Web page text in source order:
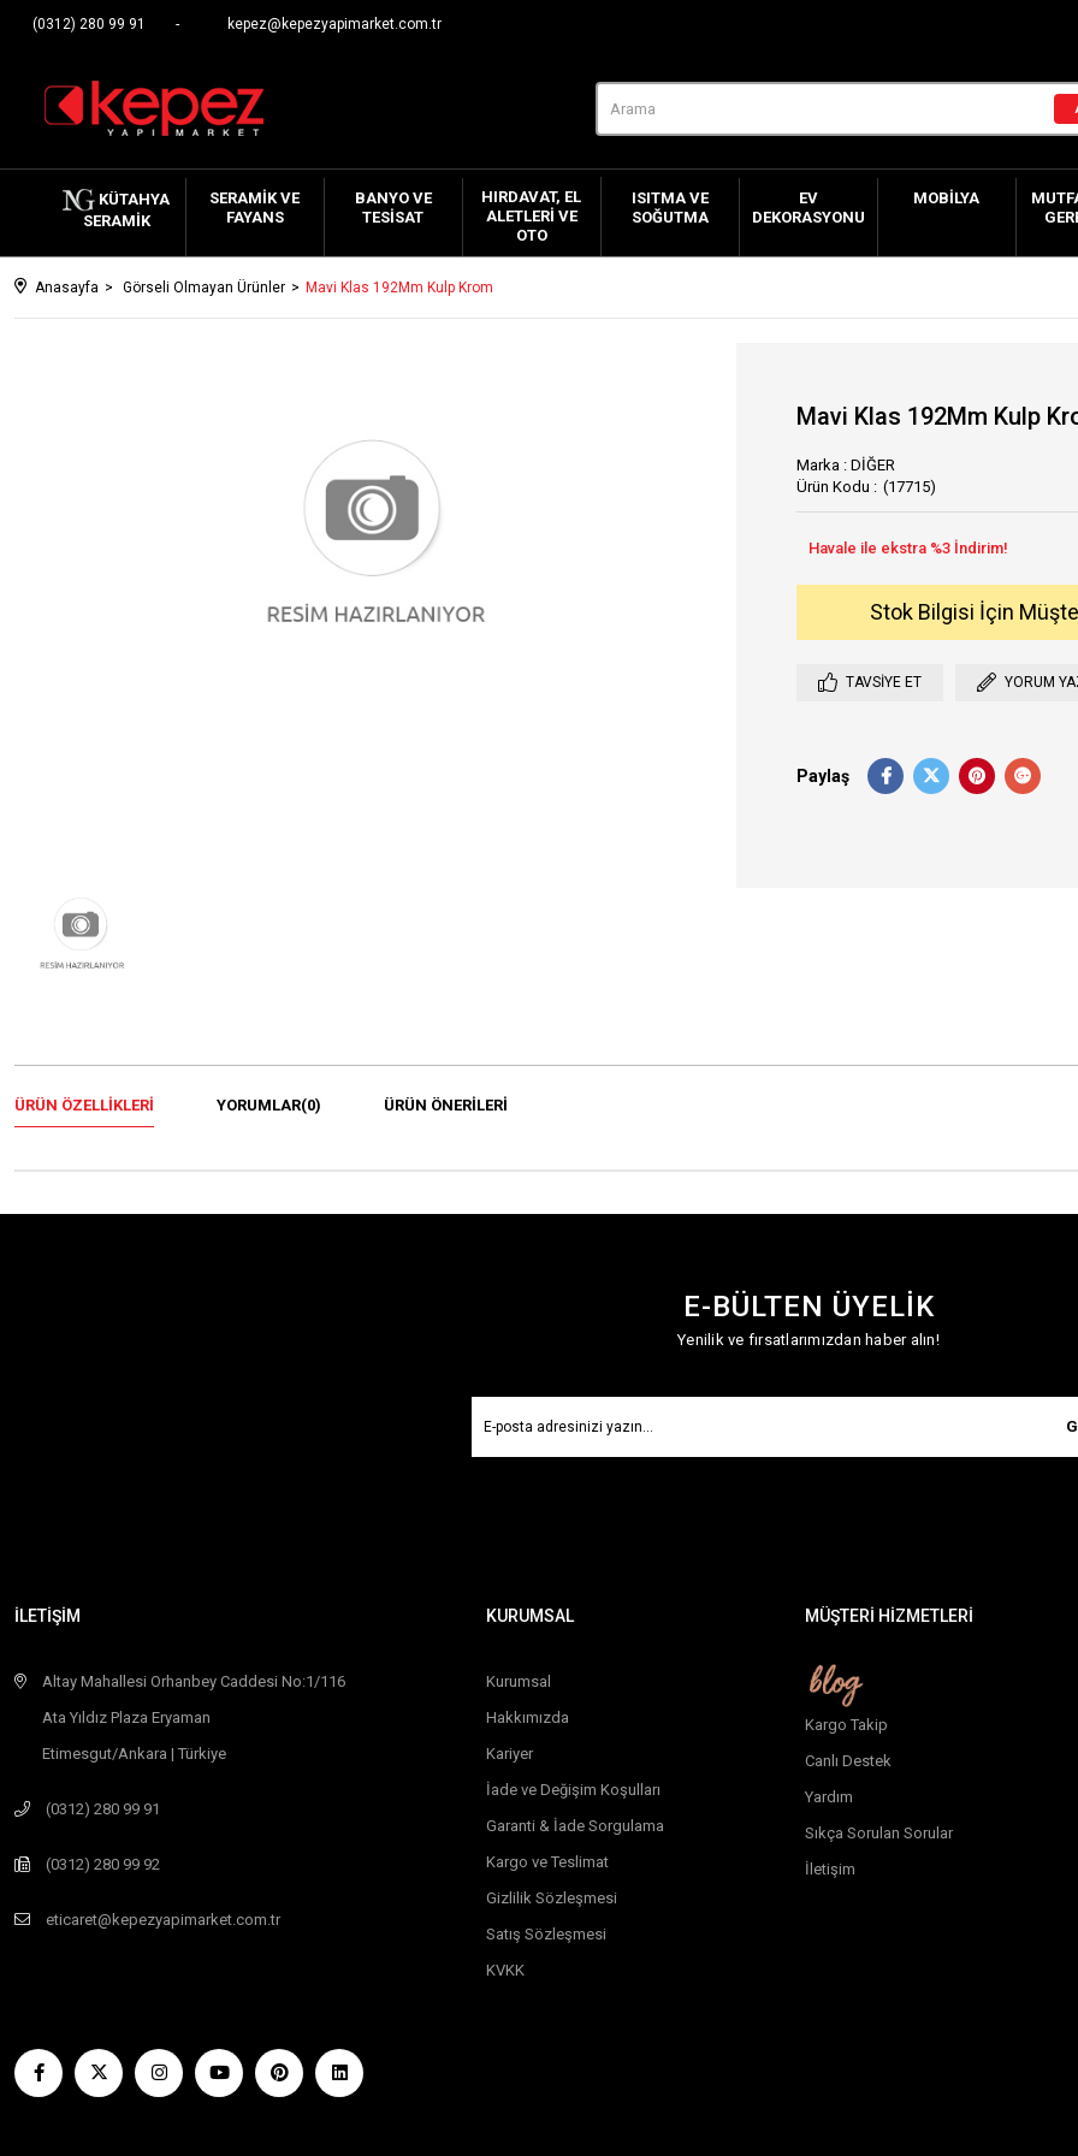
(0312) 280 99 91 kepez@kepezyapimarket.com.tr
KÜTAHYA
SERAMIK
SERAMIK VE
FAYANS
BANYO VE
TESISAT
HIRDAVAT, EL
ALETLERI VE
OTO
ISITMA VE
SOĞUTMA
EV
DEKORASYONU
MOBILYA
Anasayfa Görseli Olmayan Ürünler Mavi Klas 192Mm Kulp Krom
Mavi Klas 192Mm Kulp
Marka : DİĞER
(17715)
Stok Bilgisi İçin
TAVSIYE ET YORUM
Paylaş
ÜRÜN ÖZELLIKLERI YORUMLAR(0) ÜRÜN ÖNERILERI
E-BÜLTEN ÜYELİK
Yenilik ve fırsatlarımızdan haber alın!
İLETİŞİM
Altay Mahallesi Orhanbey Caddesi No:1/116
Ata Yıldız Plaza Eryaman
Etimesgut/Ankara | Türkiye
(0312) 280 99 91
(0312) 280 99 92
eticaret@kepezyapimarket.com.tr
KURUMSAL
Kurumsal
Hakkımızda
Kariyer
İade ve Değişim Koşulları
Garanti & İade Sorgulama
Kargo ve Teslimat
Gizlilik Sözleşmesi
Satış Sözleşmesi
KVKK
MÜŞTERİ HİZMETLERİ
Kargo Takip
Canlı Destek
Yardım
Sıkça Sorulan Sorular
İletişim